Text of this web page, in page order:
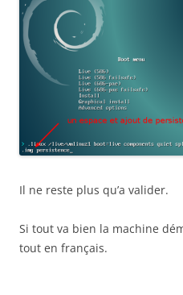
Il ne reste plus qu’a valider.
Si tout va bien la machine
tout en français.